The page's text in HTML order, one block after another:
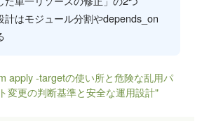
計はモジュール分割やdepends_on
apply -targetの使い所と危険な乱用パ
変更の判断基準と安全な運用設計"